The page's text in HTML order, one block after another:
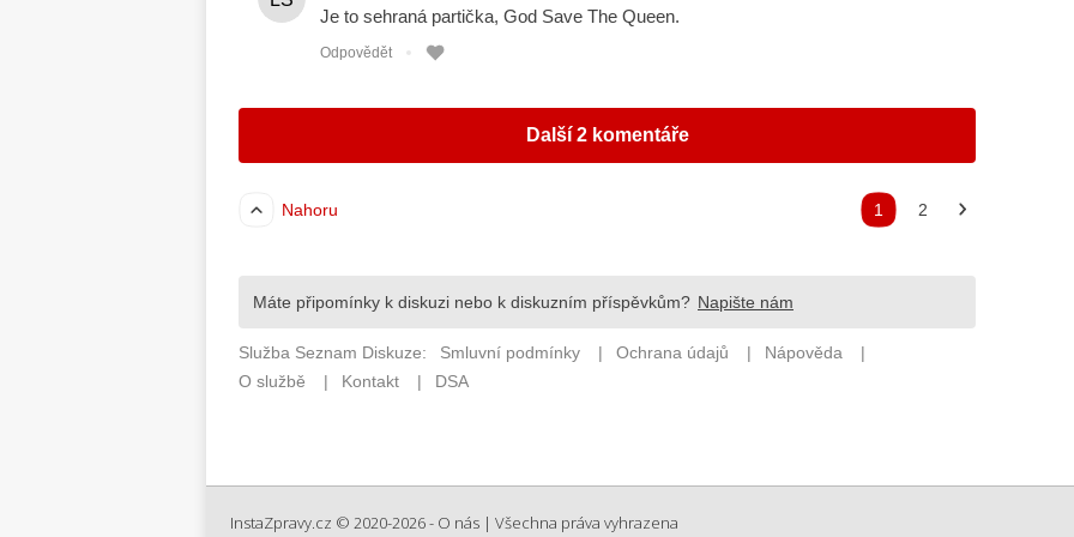
InstaZpravy.cz © 2020-2026 - O nás | Všechna práva vyhrazena